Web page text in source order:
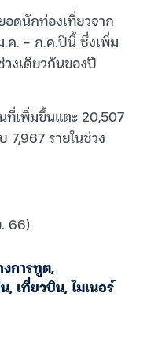
อดนักท่องเที่ยวจาก
ค. – ก.ค.ปีนี้ ซึ่งเพิ่ม
วงเดียวกันของปี
ที่เพิ่มขึ้นแตะ 20,507
7,967 รายในช่วง
66)
การทูต,
, เที่ยวบิน,ไมเนอร์